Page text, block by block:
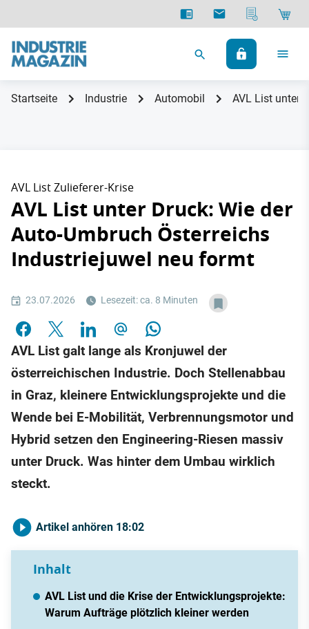
Startseite Industrie Automobil AVL List unter
AVL List Zulieferer-Krise
AVL List unter Druck: Wie der
Auto-Umbruch Österreichs
Industriejuwel neu formt
23.07.2026 Lesezeit: ca. 8 Minuten
AVL List galt lange als Kronjuwel der
österreichischen Industrie. Doch Stellenabbau
in Graz, kleinere Entwicklungsprojekte und die
Wende bei E-Mobilität, Verbrennungsmotor und
Hybrid setzen den Engineering-Riesen massiv
unter Druck. Was hinter dem Umbau wirklich
steckt.
Artikel anhören 18:02
Inhalt
AVL List und die Krise der Entwicklungsprojekte:
Warum Aufträge plötzlich kleiner werden